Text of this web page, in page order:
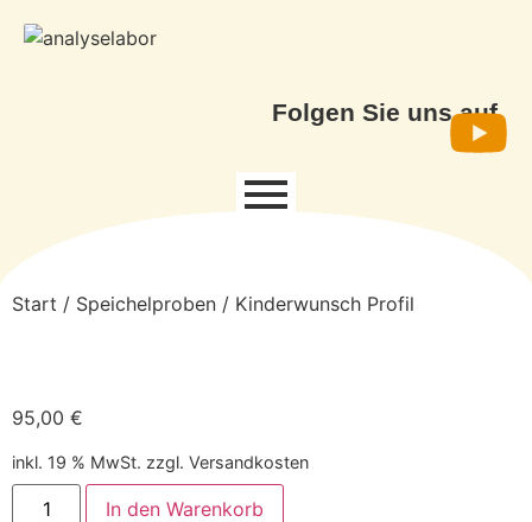
Folgen Sie uns auf
Start / Speichelproben / Kinderwunsch Profil
95,00 €
inkl. 19 % MwSt. zzgl. Versandkosten
In den Warenkorb